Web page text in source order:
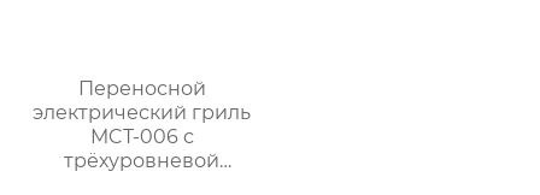
Переносной
электрический гриль
MCT-006 с
трёхуровневой